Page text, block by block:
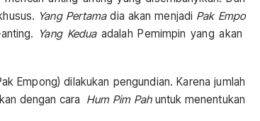
Yang Pertamadia akan menjadi Pak Empo
Yang Keduaadalah Pemimpin yang akan
Empong) dilakukan pengundian. Karena jumlah
dengan cara Hum Pim Pah untuk menentukan